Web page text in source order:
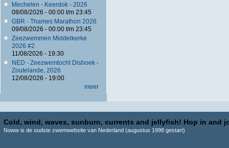
Mechelen - Keerdok - 2026
08/08/2026 - 00:00t/m 23:45
GBR - Thames Marathon 2026
09/08/2026 - 00:00t/m 23:45
Zeezwemmen Middelkerke
2026 #2
11/08/2026 - 19:30
NED - Zeezwemtocht Dishoek -
Zoutelande, 2026
12/08/2026 - 19:00
meer
Cold, wind, waves, sunburn, currents and jellyfish! Hop in and
Noww is de oudste zwemwebsite van Nederland (augustus 1998 gestart)